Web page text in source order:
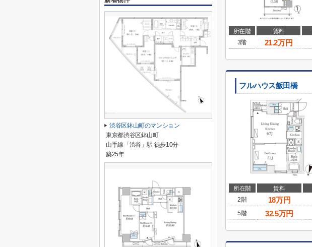
所在階 賃料
3階
21.2万円
フルハウス飯田橋
所在階 賃料
2階
18万円
5階
32.5万円
渋谷区鉢山町のマンション
東京都渋谷区鉢山町
山手線「渋谷」駅 徒歩10分
築25年